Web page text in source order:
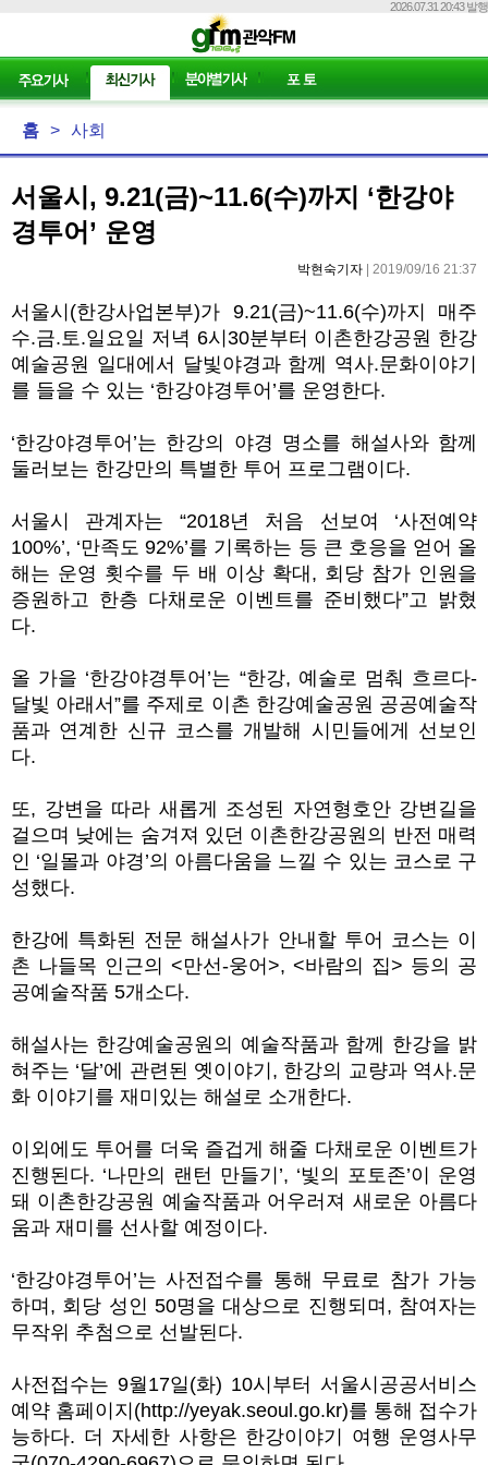
2026.07.31 20:43 발행
홈 > 사회
서울시, 9.21(금)~11.6(수)까지 ‘한강야
경투어’ 운영
박현숙기자 | 2019/09/16 21:37
서울시(한강사업본부)가 9.21(금)~11.6(수)까지 매주
수.금.토.일요일 저녁 6시30분부터 이촌한강공원 한강
예술공원 일대에서 달빛야경과 함께 역사.문화이야기
를 들을 수 있는 ‘한강야경투어’를 운영한다.
‘한강야경투어’는 한강의 야경 명소를 해설사와 함께
둘러보는 한강만의 특별한 투어 프로그램이다.
서울시 관계자는 “2018년 처음 선보여 ‘사전예약
100%’, ‘만족도 92%’를 기록하는 등 큰 호응을 얻어 올
해는 운영 횟수를 두 배 이상 확대, 회당 참가 인원을
증원하고 한층 다채로운 이벤트를 준비했다”고 밝혔
다.
올 가을 ‘한강야경투어’는 “한강, 예술로 멈춰 흐르다-
달빛 아래서”를 주제로 이촌 한강예술공원 공공예술작
품과 연계한 신규 코스를 개발해 시민들에게 선보인
다.
또, 강변을 따라 새롭게 조성된 자연형호안 강변길을
걸으며 낮에는 숨겨져 있던 이촌한강공원의 반전 매력
인 ‘일몰과 야경’의 아름다움을 느낄 수 있는 코스로 구
성했다.
한강에 특화된 전문 해설사가 안내할 투어 코스는 이
촌 나들목 인근의 <만선-웅어>, <바람의 집> 등의 공
공예술작품 5개소다.
해설사는 한강예술공원의 예술작품과 함께 한강을 밝
혀주는 ‘달’에 관련된 옛이야기, 한강의 교량과 역사.문
화 이야기를 재미있는 해설로 소개한다.
이외에도 투어를 더욱 즐겁게 해줄 다채로운 이벤트가
진행된다. ‘나만의 랜턴 만들기’, ‘빛의 포토존’이 운영
돼 이촌한강공원 예술작품과 어우러져 새로운 아름다
움과 재미를 선사할 예정이다.
‘한강야경투어’는 사전접수를 통해 무료로 참가 가능
하며, 회당 성인 50명을 대상으로 진행되며, 참여자는
무작위 추첨으로 선발된다.
사전접수는 9월17일(화) 10시부터 서울시공공서비스
예약 홈페이지(http://yeyak.seoul.go.kr)를 통해 접수가
능하다. 더 자세한 사항은 한강이야기 여행 운영사무